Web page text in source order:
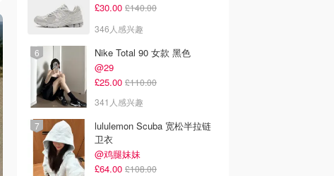
£30.00 £140.00
346人感兴趣
Nike Total 90 女款 黑色
@29
£25.00 £110.00
341人感兴趣
lululemon Scuba 宽松半拉链
卫衣
@鸡腿妹妹
£64.00 £108.00